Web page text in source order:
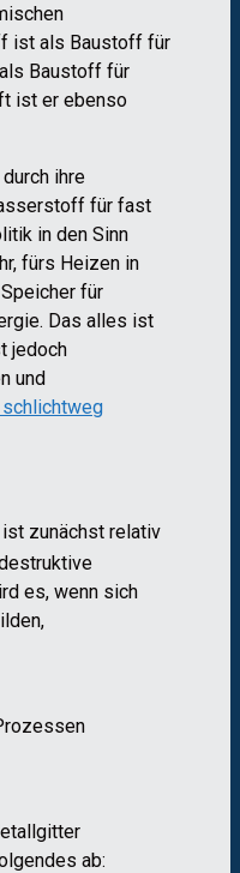
ist als Baustoff für
Baustoff für
ist er ebenso
ihre
für fast
in den Sinn
fürs Heizen in
für
Das alles ist
jedoch
und
zunächst relativ
es, wenn sich
ab: